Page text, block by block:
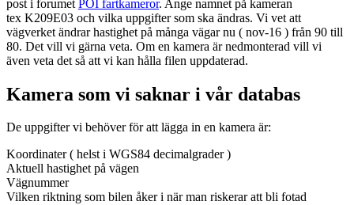
post i forumet POI fartkameror. Ange namnet på kameran
tex K209E03 och vilka uppgifter som ska ändras. Vi vet att
vägverket ändrar hastighet på många vägar nu ( nov-16 ) från 90 till
80. Det vill vi gärna veta. Om en kamera är nedmonterad vill vi
även veta det så att vi kan hålla filen uppdaterad.
Kamera som vi saknar i vår databas
De uppgifter vi behöver för att lägga in en kamera är:
Koordinater ( helst i WGS84 decimalgrader )
Aktuell hastighet på vägen
Vägnummer
Vilken riktning som bilen åker i när man riskerar att bli fotad